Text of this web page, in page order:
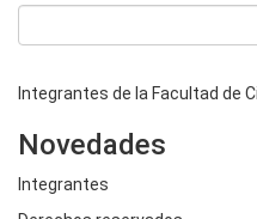
Integrantes de la Facultad de
Novedades
Integrantes